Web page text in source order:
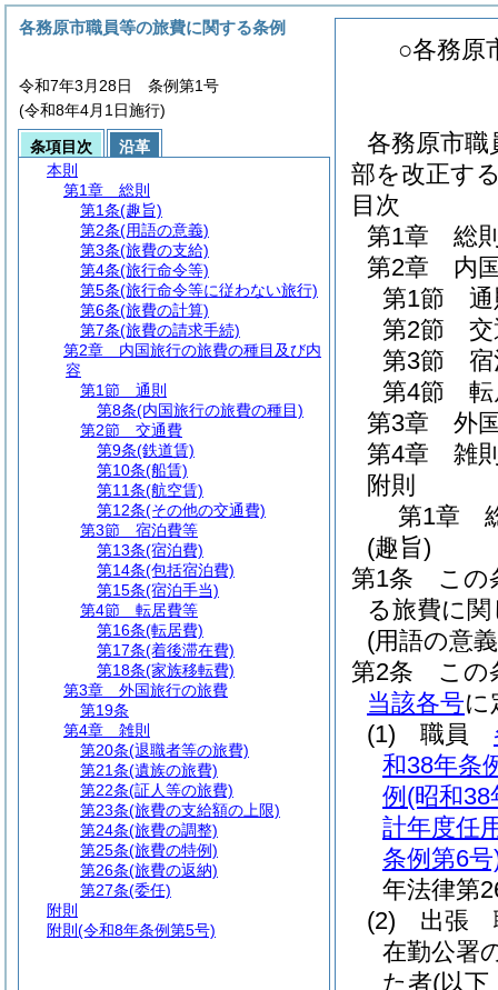
○各務原
各務原市職
部を改正す
目次
第1章
総
第2章
内
第1節
第2節
第3節
第4節
第3章
外
第4章
雑
附則
第1章
(趣旨)
第1条
この
る旅費に
(用語の意
第2条
この
当該各号に
(1)
職員
和38年条
例 (昭和38
計年度任
条例第6号
年法律第
(2)
出張
在勤公署
た者(以下
各務原市職員等の旅費に関する条例
令和7年3月28日 条例第1号
(令和8年4月1日施行)
条項目次
沿革
本則
第1章
総則
第1条(趣旨)
第2条(用語の意義)
第3条(旅費の支給)
第4条(旅行命令等)
第5条(旅行命令等に従わない旅行)
第6条(旅費の計算)
第7条(旅費の請求手続)
第2章
内国旅行の旅費の種目及び内
容
第1節
通則
第8条(内国旅行の旅費の種目)
第2節
交通費
第9条(鉄道賃)
第10条(船賃)
第11条(航空賃)
第12条(その他の交通費)
第3節
宿泊費等
第13条(宿泊費)
第14条(包括宿泊費)
第15条(宿泊手当)
第4節
転居費等
第16条(転居費)
第17条(着後滞在費)
第18条(家族移転費)
第3章
外国旅行の旅費
第19条
第4章
雑則
第20条(退職者等の旅費)
第21条(遺族の旅費)
第22条(証人等の旅費)
第23条(旅費の支給額の上限)
第24条(旅費の調整)
第25条(旅費の特例)
第26条(旅費の返納)
第27条(委任)
附則
附則 (令和8年条例第5号)